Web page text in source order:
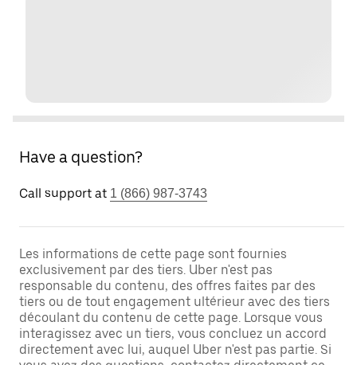
Have a question?
Call support at 1 (866) 987-3743
Les informations de cette page sont fournies
exclusivement par des tiers. Uber n'est pas
responsable du contenu, des offres faites par des
tiers ou de tout engagement ultérieur avec des tiers
découlant du contenu de cette page. Lorsque vous
interagissez avec un tiers, vous concluez un accord
directement avec lui, auquel Uber n'est pas partie. Si